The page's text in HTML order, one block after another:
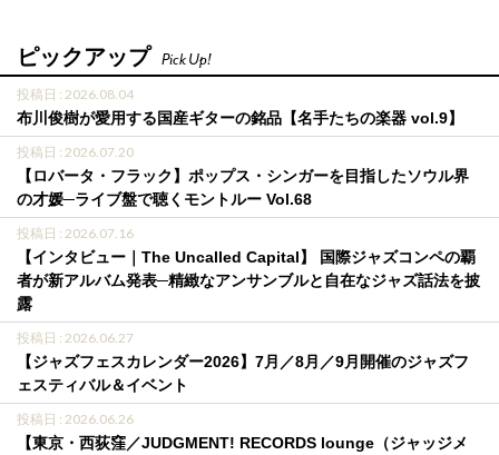
ピックアップ Pick Up!
投稿日 : 2026.08.04
布川俊樹が愛用する国産ギターの銘品【名手たちの楽器 vol.9】
投稿日 : 2026.07.20
【ロバータ・フラック】ポップス・シンガーを目指したソウル界
の才媛─ライブ盤で聴くモントルー Vol.68
投稿日 : 2026.07.16
【インタビュー｜The Uncalled Capital】 国際ジャズコンペの覇
者が新アルバム発表─精緻なアンサンブルと自在なジャズ話法を披
露
投稿日 : 2026.06.27
【ジャズフェスカレンダー2026】7月／8月／9月開催のジャズフ
ェスティバル＆イベント
投稿日 : 2026.06.26
【東京・西荻窪／JUDGMENT! RECORDS lounge（ジャッジメ